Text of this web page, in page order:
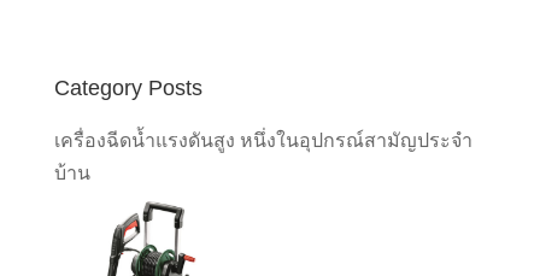
Category Posts
เครื่องฉีดน้ำแรงดันสูง หนึ่งในอุปกรณ์สามัญประจำ
บ้าน